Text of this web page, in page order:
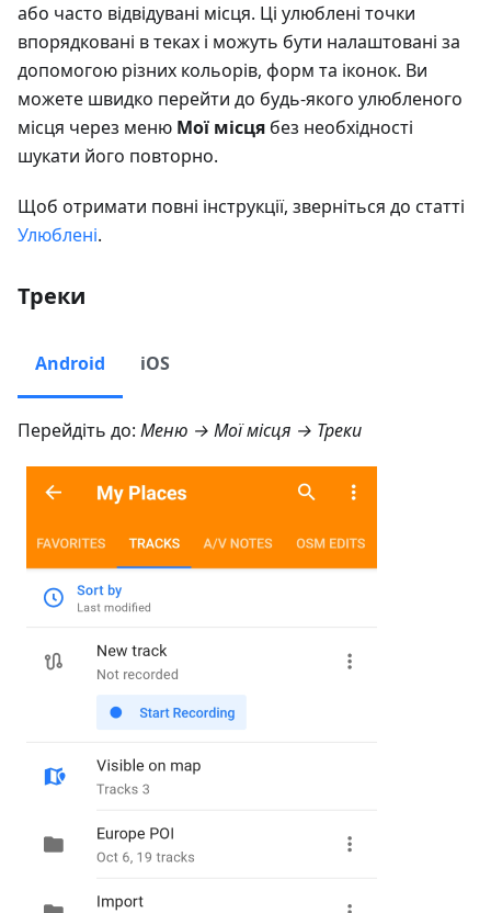
або часто відвідувані місця. Ці улюблені точки
впорядковані в теках і можуть бути налаштовані за
допомогою різних кольорів, форм та іконок. Ви
можете швидко перейти до будь-якого улюбленого
місця через меню Мої місця без необхідності
шукати його повторно.
Щоб отримати повні інструкції, зверніться до статті
Улюблені.
Треки
Android iOS
Перейдіть до: Меню → Мої місця → Треки